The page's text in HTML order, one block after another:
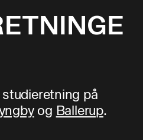
på
og Ballerup.